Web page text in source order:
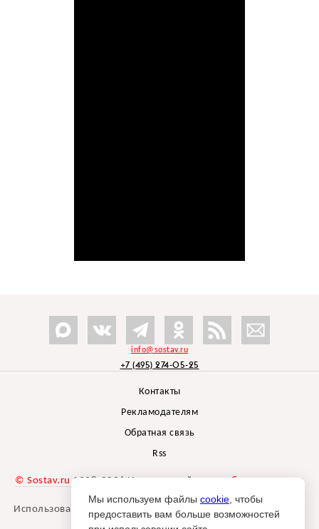
info@sostav.ru
+7 (495) 274-05-25
Контакты
Рекламодателям
Обратная связь
Rss
© Sostav.ru 1998-2026 Независимый проектбрендингового
агентства Depot
Использование материалов Sostav.ru допустимо только при
указании источника.
Мы используем файлы cookie , чтобы
предоставить вам больше возможностей